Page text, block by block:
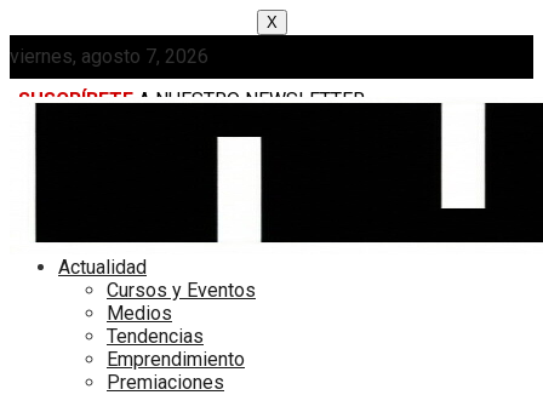
X
viernes, agosto 7, 2026
SUSCRÍBETE A NUESTRO NEWSLETTER
Actualidad
Cursos y Eventos
Medios
Tendencias
Emprendimiento
Premiaciones